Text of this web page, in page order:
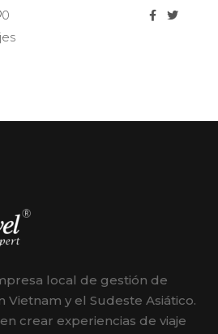
0
local de gestión de
Vietnam y el Sudeste Asiático.
crear experiencias de viaje